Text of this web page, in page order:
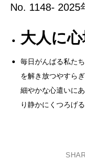
No. 1148- 2025
大人に心
毎日がんばる私た
を解き放つやすら
細やかな心遣いに
り静かにくつろげ